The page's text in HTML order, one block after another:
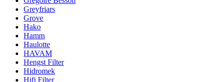
Greyfriars
Grove
Hako
Hamm
Haulotte
HAVAM
Hengst Filter
Hidromek
Hifi Filter